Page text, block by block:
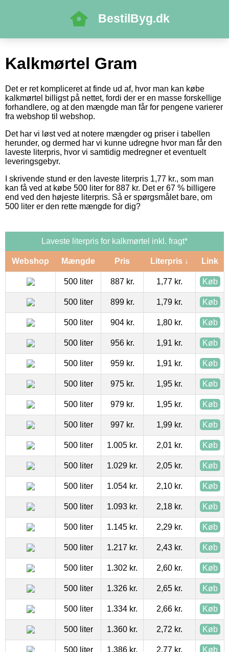
BestilByg.dk
Kalkmørtel Gram
Det er ret kompliceret at finde ud af, hvor man kan købe
kalkmørtel billigst på nettet, fordi der er en masse forskellige
forhandlere, og at den mængde man får for pengene varierer
fra webshop til webshop.
Det har vi løst ved at notere mængder og priser i tabellen
herunder, og dermed har vi kunne udregne hvor man får den
laveste literpris, hvor vi samtidig medregner et eventuelt
leveringsgebyr.
I skrivende stund er den laveste literpris 1,77 kr., som man
kan få ved at købe 500 liter for 887 kr. Det er 67 % billigere
end ved den højeste literpris. Så er spørgsmålet bare, om
500 liter er den rette mængde for dig?
Laveste literpris for kalkmørtel inkl. fragt*
Webshop Mængde Pris Literpris ↓ Link
500 liter 887 kr. 1,77 kr. Køb
500 liter 899 kr. 1,79 kr. Køb
500 liter 904 kr. 1,80 kr. Køb
500 liter 956 kr. 1,91 kr. Køb
500 liter 959 kr. 1,91 kr. Køb
500 liter 975 kr. 1,95 kr. Køb
500 liter 979 kr. 1,95 kr. Køb
500 liter 997 kr. 1,99 kr. Køb
500 liter 1.005 kr. 2,01 kr. Køb
500 liter 1.029 kr. 2,05 kr. Køb
500 liter 1.054 kr. 2,10 kr. Køb
500 liter 1.093 kr. 2,18 kr. Køb
500 liter 1.145 kr. 2,29 kr. Køb
500 liter 1.217 kr. 2,43 kr. Køb
500 liter 1.302 kr. 2,60 kr. Køb
500 liter 1.326 kr. 2,65 kr. Køb
500 liter 1.334 kr. 2,66 kr. Køb
500 liter 1.360 kr. 2,72 kr. Køb
500 liter 1.386 kr. 2,77 kr. Køb